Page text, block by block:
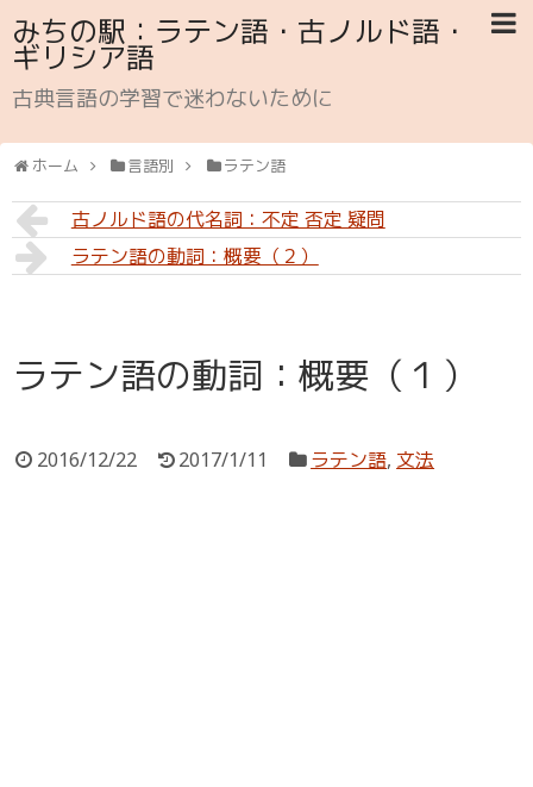
みちの駅：ラテン語・古ノルド語・
ギリシア語
古典言語の学習で迷わないために
ホーム 言語別 ラテン語
古ノルド語の代名詞：不定 否定 疑問
ラテン語の動詞：概要（２）
ラテン語の動詞：概要（１）
2016/12/22 2017/1/11 ラテン語, 文法